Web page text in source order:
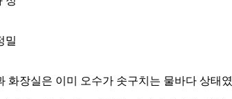
밀
화장실은 이미 오수가 솟구치는 물바다 상태